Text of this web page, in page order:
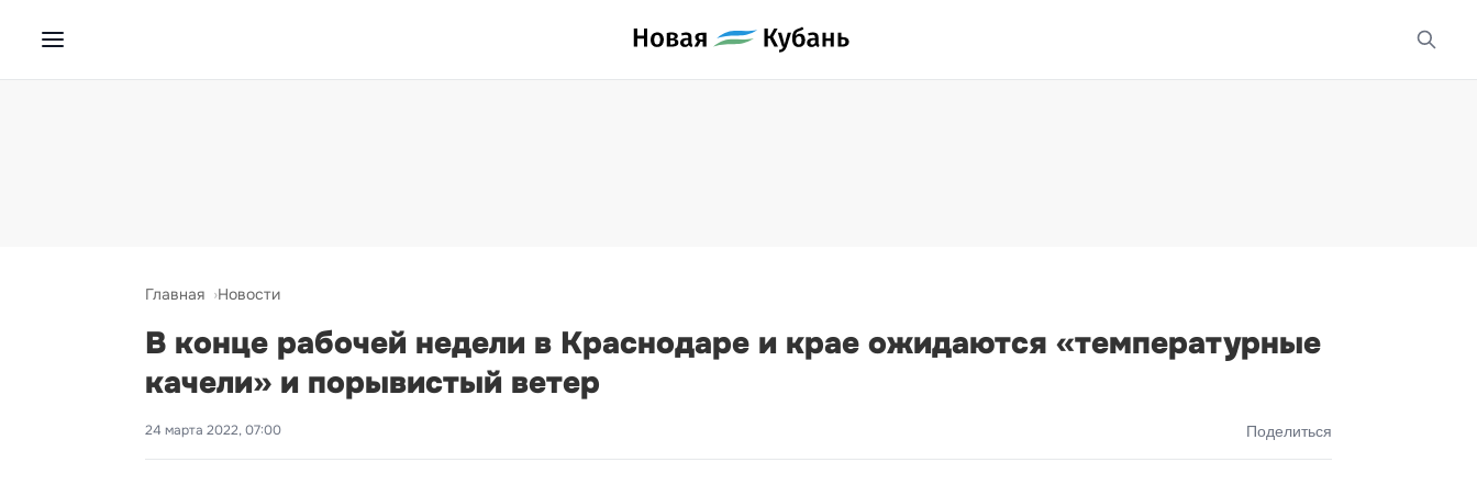
Главная Новости
В конце рабочей недели в Краснодаре и крае ожидаются «температурные
качели» и порывистый ветер
24 марта 2022, 07:00 Поделиться